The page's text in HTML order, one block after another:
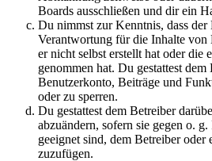
Boards ausschließen und dir ein
Du nimmst zur Kenntnis, dass der
Verantwortung für die Inhalte von
er nicht selbst erstellt hat oder die
genommen hat. Du gestattest dem
Benutzerkonto, Beiträge und
oder zu sperren.
Du gestattest dem Betreiber
abzuändern, sofern sie gegen o.
geeignet sind, dem Betreiber oder
zuzufügen.